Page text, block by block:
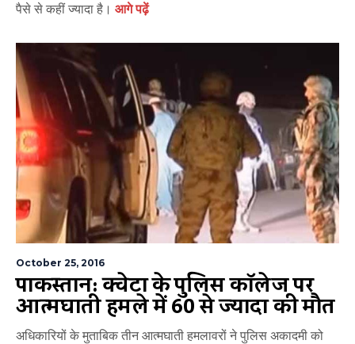
पैसे से कहीं ज्यादा है। आगे पढ़ें
October 25, 2016
पाकिस्तान: क्वेटा के पुलिस कॉलेज पर
आत्मघाती हमले में 60 से ज्यादा की मौत
अधिकारियों के मुताबिक तीन आत्मघाती हमलावरों ने पुलिस अकादमी को